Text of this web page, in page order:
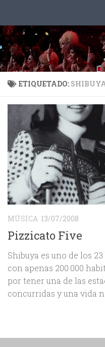
ETIQUETADO:
MÚSICA 13/07/2008
Pizzicato Five
Shibuya es uno de los
con apenas 200.000
por tener una de las
concurridas y una vida